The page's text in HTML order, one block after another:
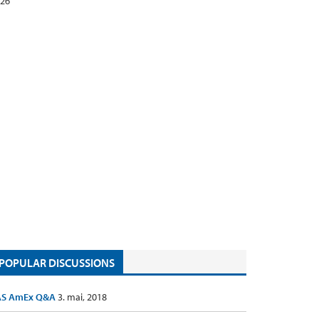
DISCUSSIONS
AmEx Q&A3. mai, 2018